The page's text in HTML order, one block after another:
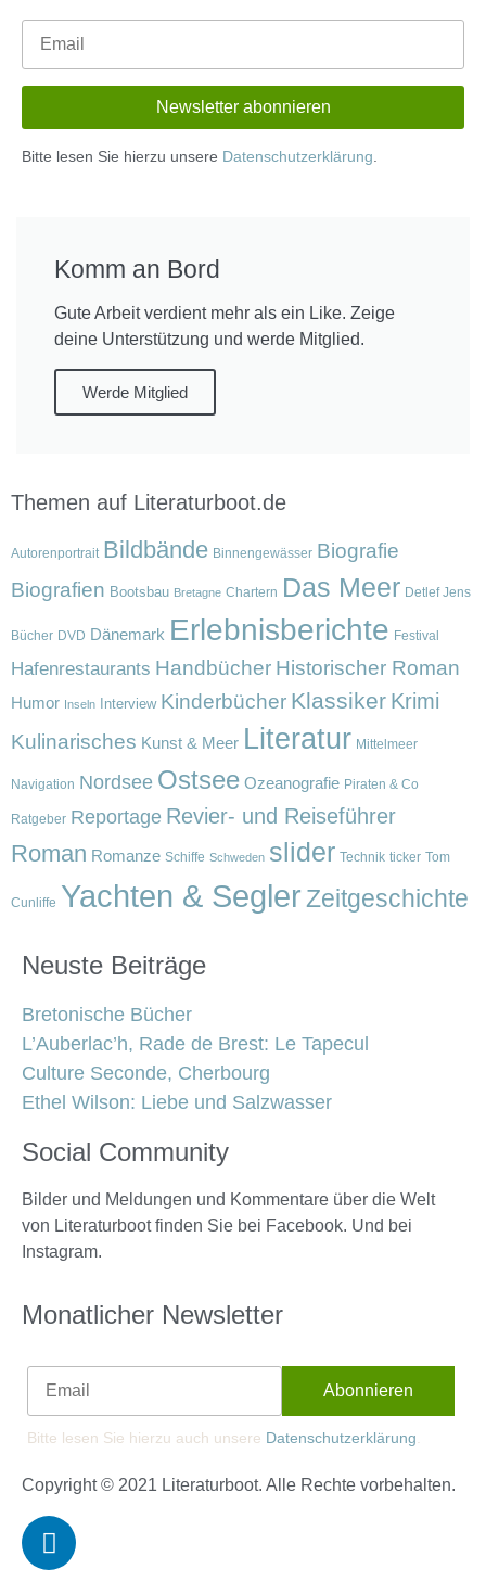
Bitte lesen Sie hierzu unsere Datenschutzerklärung
Komm an Bord
Gute Arbeit verdient mehr als ein Like. Zeige
deine Unterstützung und werde Mitglied.
Werde Mitglied
Themen auf Literaturboot.de
Autorenportrait Bildbände Binnengewässer Biografie
Biografien Bootsbau Bretagne Chartern Das Meer Detlef Jens
Bücher DVD Dänemark Erlebnisberichte Festival
Hafenrestaurants Handbücher Historischer Roman
Humor Inseln Interview Kinderbücher Klassiker Krimi
Kulinarisches Kunst & Meer Literatur Mittelmeer
Navigation Nordsee Ostsee Ozeanografie Piraten & Co
Ratgeber Reportage Revier- und Reiseführer
Roman Romanze Schiffe Schweden slider Technik ticker Tom
Cunliffe Yachten & SeglerZeitgeschichte
Neuste Beiträge
Bretonische Bücher
L’Auberlac’h, Rade de Brest: Le Tapecul
Culture Seconde, Cherbourg
Ethel Wilson: Liebe und Salzwasser
Social Community
Bilder und Meldungen und Kommentare über die Welt
von Literaturboot finden Sie bei Facebook. Und bei
Instagram.
Monatlicher Newsletter
Bitte lesen Sie hierzu auch unsere Datenschutzerklärung.
Copyright © 2021 Literaturboot. Alle Rechte vorbehalten.